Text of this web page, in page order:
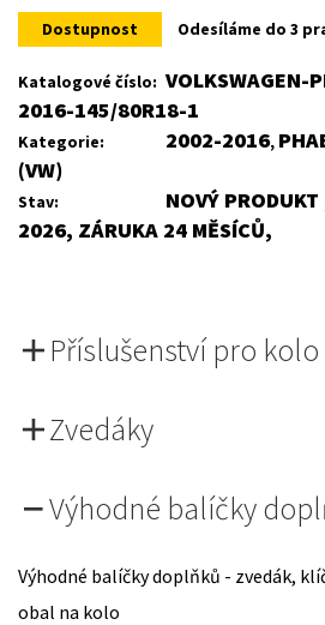
was:
4
761Kč.
is:
3
Dostupnost Odesíláme do 3
Katalogové číslo: VOLKSWAGEN-
2016-145/80R18-1
Kategorie: 2002-2016,
(VW)
Stav:
NOVÝ
2026, ZÁRUKA 24 MĚSÍCŮ,
Příslušenství pro kolo
Zvedáky
Výhodné balíčky
Výhodné balíčky doplňků - zvedák,
obal na kolo